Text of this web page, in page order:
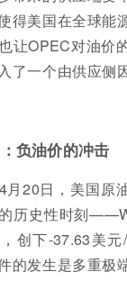
得美国在全球能
让OPEC对油价
了一个由供应侧
负油价的冲击
月20日，美国原
历史性时刻
创下-37.63美
的发生是多重极